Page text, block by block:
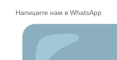
Напишите нам в WhatsApp